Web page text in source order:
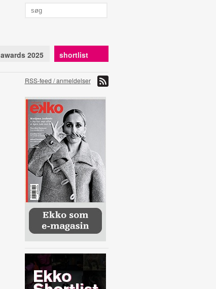
awards 2025 shortlist
RSS-feed / anmeldelser